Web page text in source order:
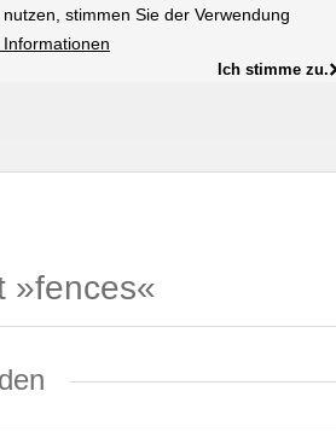
stimmen Sie der Verwendung
Ich stimme zu.
»fences«